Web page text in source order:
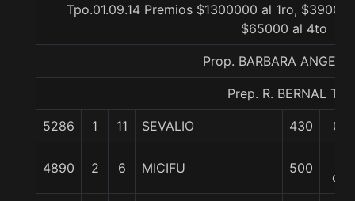
Tpo.01.09.14 Premios $1300000 al 1ro,
$65000 al 4to
Prop. BARBARA
Prep. R. BERNAL T.
5286 1 11 SEVALIO 430 0/0
4890 2 6 MICIFU 500
cpo